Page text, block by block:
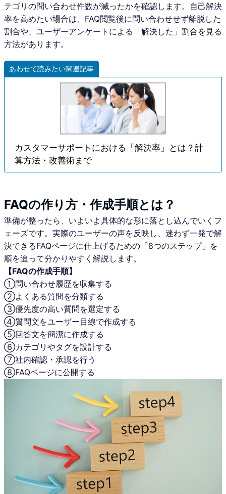
テゴリの問い合わせ件数が減ったかを確認します。自己解決
率を高めたい場合は、FAQ閲覧後に問い合わせせず離脱した
割合や、ユーザーアンケートによる「解決した」割合を見る
方法があります。
あわせて読みたい関連記事
カスタマーサポートにおける「解決率」とは？計
算方法・改善術まで
FAQの作り方・作成手順とは？
準備が整ったら、いよいよ具体的な形に落とし込んでいくフ
ェーズです。実際のユーザーの声を反映し、迷わず一発で解
決できるFAQページに仕上げるための「8つのステップ」を
順を追って分かりやすく解説します。
【FAQの作成手順】
①問い合わせ履歴を収集する
②よくある質問を分類する
③優先度の高い質問を選定する
④質問文をユーザー目線で作成する
⑤回答文を簡潔に作成する
⑥カテゴリやタグを設計する
⑦社内確認・承認を行う
⑧FAQページに公開する